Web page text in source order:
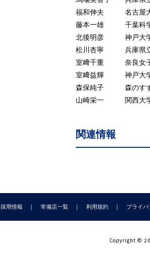
39 福祉関係法 ［山
40 生活困窮者自立
41 民生委員・児童
42 地域福祉・地域福
43 地域共生社会・包
44 社会福祉協議会（
45 災害時における医
46 医療的ケア児・者
49 福祉避難所への
50 災害障害者 ［阪
53 住まいの移動：避
55 外部支援と被災
56 生活の再建とは
福和伸夫 名古屋大
藤本一雄 千葉科
北後明彦 神戸大学
松川杏寧 兵庫県
室﨑千重 奈良女
室﨑益輝 神戸大学
森保純子 森のすず
山崎栄一 関西大
関連情報
採用情報 常備店一覧 利用規約 プライバ
Copyright ©